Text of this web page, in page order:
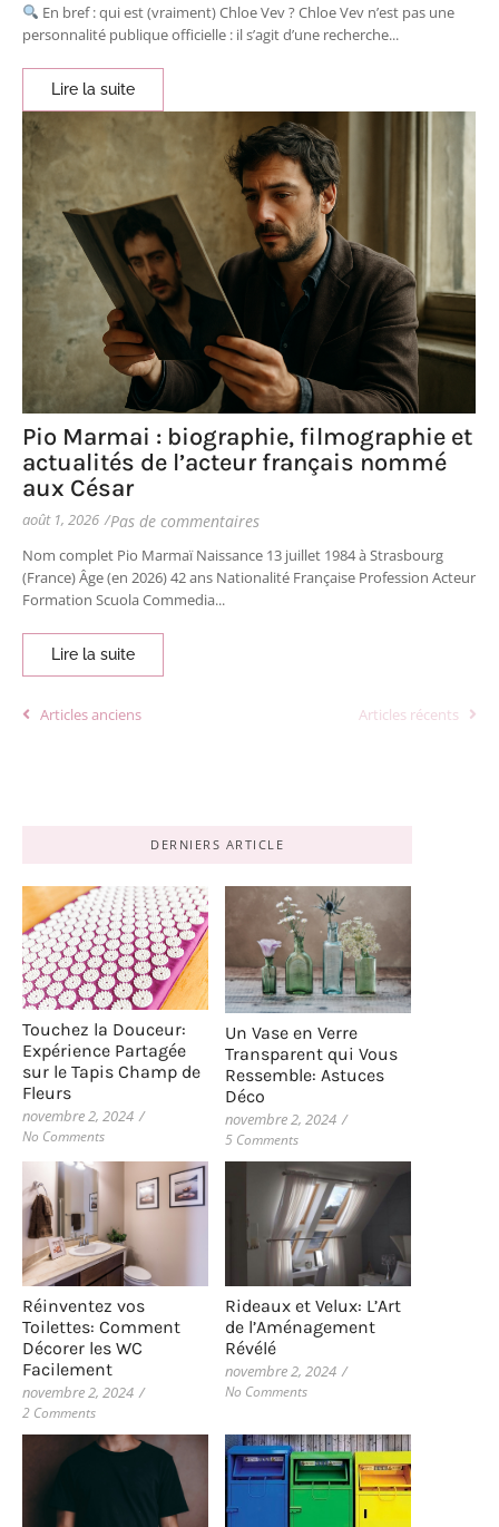
En bref : qui est (vraiment) Chloe Vev ? Chloe Vev n’est pas une
personnalité publique officielle : il s’agit d’une recherche...
Lire la suite
Pio Marmai : biographie, filmographie et
actualités de l’acteur français nommé
aux César
août 1, 2026 /Pas de commentaires
Nom complet Pio Marmaï Naissance 13 juillet 1984 à Strasbourg
(France) Âge (en 2026) 42 ans Nationalité Française Profession Acteur
Formation Scuola Commedia...
Lire la suite
Articles anciens Articles récents
DERNIERS ARTICLE
Touchez la Douceur:
Expérience Partagée
sur le Tapis Champ de
Fleurs
novembre 2, 2024 /
No Comments
Un Vase en Verre
Transparent qui Vous
Ressemble: Astuces
Déco
novembre 2, 2024 /
5 Comments
Réinventez vos
Toilettes: Comment
Décorer les WC
Facilement
novembre 2, 2024 /
2 Comments
Rideaux et Velux: L’Art
de l’Aménagement
Révélé
novembre 2, 2024 /
No Comments